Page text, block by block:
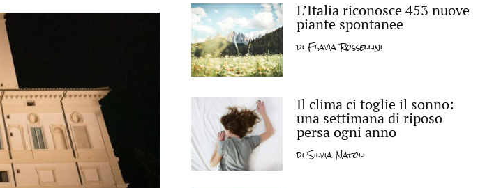
L’Italia riconosce 453 nuove
piante spontanee
diFlavia Rossellini
Il clima ci toglie il sonno:
una settimana di riposo
persa ogni anno
diSilvia Natoli